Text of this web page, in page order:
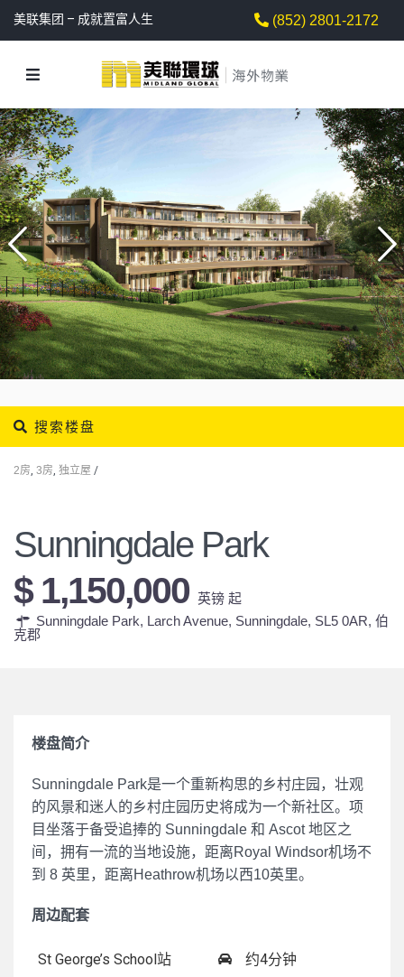
美联集团 – 成就置富人生 (852) 2801-2172
搜索楼盘
2房, 3房, 独立屋 /
Sunningdale Park
$ 1,150,000 英镑 起
Sunningdale Park, Larch Avenue, Sunningdale, SL5 0AR, 伯
克郡
楼盘简介
Sunningdale Park是一个重新构思的乡村庄园，壮观
的风景和迷人的乡村庄园历史将成为一个新社区。项
目坐落于备受追捧的 Sunningdale 和 Ascot 地区之
间，拥有一流的当地设施，距离Royal Windsor机场不
到 8 英里，距离Heathrow机场以西10英里。
周边配套
St George’s School站
约4分钟